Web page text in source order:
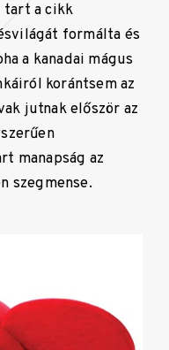
tart a cikk
formálta és
a kanadai mágus
korántsem az
jutnak először az
manapság az
szegmense.